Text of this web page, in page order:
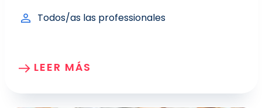
Todos/as las professionales
LEER MÁS